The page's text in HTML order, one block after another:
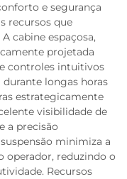
e segurança
recursos que
cabine espaçosa,
projetada
controles intuitivos
longas horas
estrategicamente
visibilidade de
a precisão
minimiza a
operador, reduzindo o
Recursos